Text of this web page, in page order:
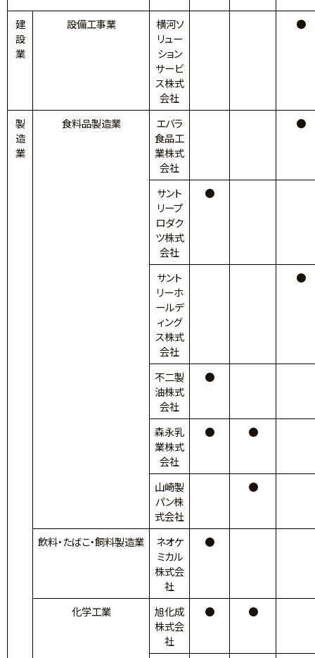
建
設
業
設備工事業
横河ソ
リュー
ション
サービ
ス株式
会社
●
製
造
業
食料品製造業
エバラ
食品工
業株式
会社
●
サント
リープ
ロダク
ツ株式
会社
●
サント
リーホ
ールデ
ィング
ス株式
会社
●
不二製
油株式
会社
●
森永乳
業株式
会社
● ●
山崎製
パン株
式会社
●
飲料・たばこ・飼料製造業
ネオケ
ミカル
株式会
社
●
化学工業
旭化成
株式会
社
● ●